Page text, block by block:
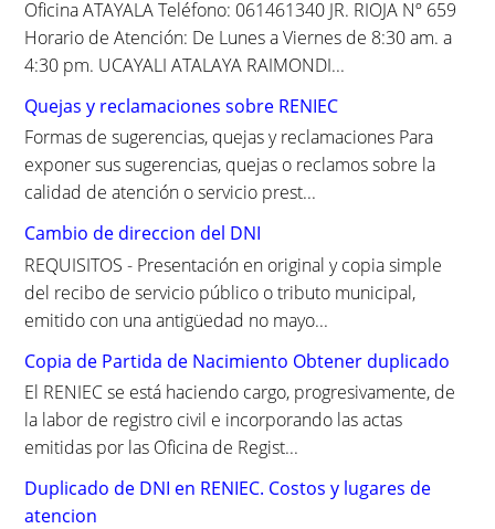
Oficina ATAYALA Teléfono: 061461340 JR. RIOJA Nº 659
Horario de Atención: De Lunes a Viernes de 8:30 am. a
4:30 pm. UCAYALI ATALAYA RAIMONDI...
Quejas y reclamaciones sobre RENIEC
Formas de sugerencias, quejas y reclamaciones Para
exponer sus sugerencias, quejas o reclamos sobre la
calidad de atención o servicio prest...
Cambio de direccion del DNI
REQUISITOS - Presentación en original y copia simple
del recibo de servicio público o tributo municipal,
emitido con una antigüedad no mayo...
Copia de Partida de Nacimiento Obtener duplicado
El RENIEC se está haciendo cargo, progresivamente, de
la labor de registro civil e incorporando las actas
emitidas por las Oficina de Regist...
Duplicado de DNI en RENIEC. Costos y lugares de
atencion